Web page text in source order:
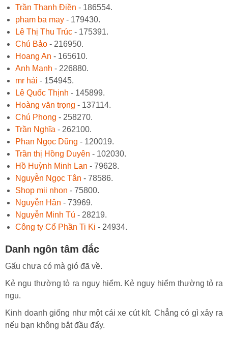
Trần Thanh Điền - 186554.
pham ba may - 179430.
Lê Thị Thu Trúc - 175391.
Chú Bảo - 216950.
Hoang An - 165610.
Anh Mạnh - 226880.
mr hải - 154945.
Lê Quốc Thịnh - 145899.
Hoàng văn trọng - 137114.
Chú Phong - 258270.
Trần Nghĩa - 262100.
Phan Ngọc Dũng - 120019.
Trần thị Hồng Duyên - 102030.
Hồ Huỳnh Minh Lan - 79628.
Nguyễn Ngọc Tân - 78586.
Shop mii nhon - 75800.
Nguyễn Hân - 73969.
Nguyễn Minh Tú - 28219.
Công ty Cổ Phần Ti Ki - 24934.
Danh ngôn tâm đắc
Gấu chưa có mà gió đã về.
Kẻ ngu thường tỏ ra nguy hiểm. Kẻ nguy hiểm thường tỏ ra
ngu.
Kinh doanh giống như một cái xe cút kít. Chẳng có gì xảy ra
nếu bạn không bắt đầu đẩy.